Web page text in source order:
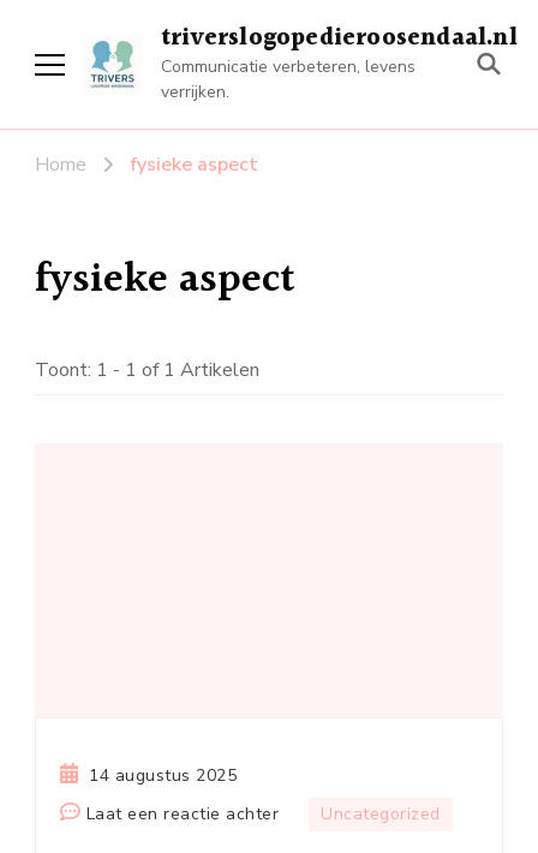
triverslogopedieroosendaal.nl
Communicatie verbeteren, levens
verrijken.
Home fysieke aspect
fysieke aspect
Toont: 1 - 1 of 1 Artikelen
14 augustus 2025
Laat een reactie achterop
Uncategorized